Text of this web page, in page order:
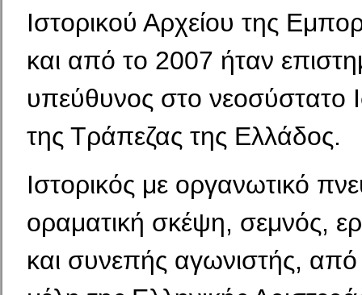
Ιστορικού Αρχείου της
και από το 2007 ήταν
υπεύθυνος στο νεοσύστατο
της Τράπεζας της Ελλάδος.
Ιστορικός με οργανωτικό
οραματική σκέψη, σεμνός,
και συνεπής αγωνιστής, από